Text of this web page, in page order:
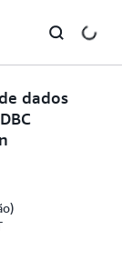
dados